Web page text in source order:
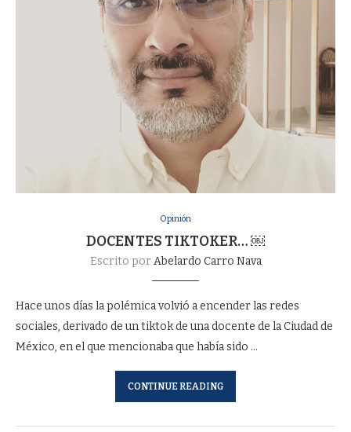
Opinión
DOCENTES TIKTOKER… ￼
Escrito porAbelardo Carro Nava
Hace unos días la polémica volvió a encender las redes
sociales, derivado de un tiktok de una docente de la Ciudad de
México, en el que mencionaba que había sido …
CONTINUE READING